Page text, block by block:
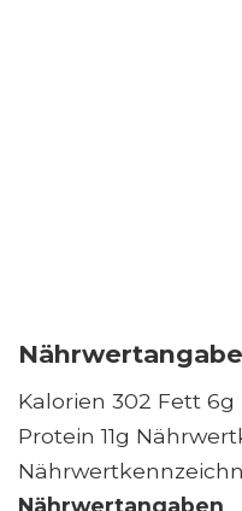
Kalorien 302 Fett 6g
Protein 11g